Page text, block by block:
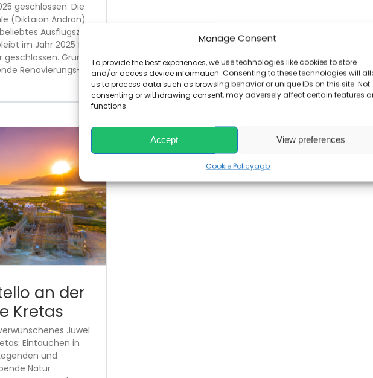
Manage Consent
To provide the best experiences, we use technologies like cookies to store
and/or access device information. Consenting to these technologies will
us to process data such as browsing behavior or unique IDs on this site. Not
consenting or withdrawing consent, may adversely affect certain features
functions.
Accept View preferences
Cookie Policyagb
geschlossen. Die
(Diktaion Andron)
Ausflugsziel
im Jahr 2025 für
Grund
Renovierungs-
an der
Kretas
Juwel
Eintauchen in
und
Natur